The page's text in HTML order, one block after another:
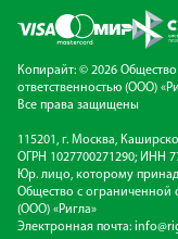
Копирайт: © 2026
ответственностью (ООО)
Все права защищены
115201, г. Москва,
ОГРН 1027700271290; ИНН
Юр. лицо, которому
Общество с ограниченной
(ООО) «Ригла»
Электронная почта: